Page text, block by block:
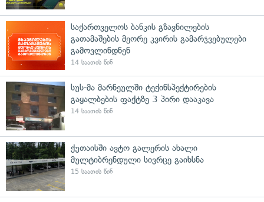
საქართველოს ბანკის გზავნილების
გათამაშების მეორე კვირის გამარჯვებულები
გამოვლინდნენ
14 საათის წინ
სუს-მა მარნეულში ტექინსპექტირების
გაყალბების ფაქტზე 3 პირი დააკავა
14 საათის წინ
ქუთაისში ავტო გალერის ახალი
მულტიბრენდული სივრცე გაიხსნა
15 საათის წინ